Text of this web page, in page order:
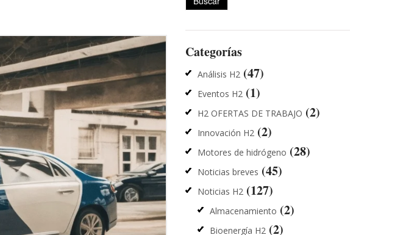
Categorías
Análisis H2(47)
Eventos H2(1)
H2 OFERTAS DE TRABAJO (2)
Innovación H2(2)
Motores de hidrógeno (28)
Noticias breves (45)
Noticias H2(127)
Almacenamiento (2)
Bioenergía H2(2)